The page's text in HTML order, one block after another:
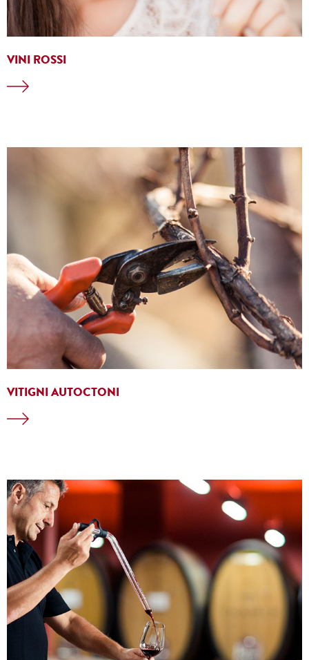
VINI ROSSI
VITIGNI AUTOCTONI